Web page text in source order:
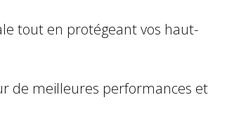
tout en protégeant vos haut-
de meilleures performances et